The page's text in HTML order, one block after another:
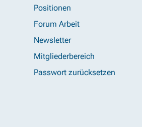
Positionen
Forum Arbeit
Newsletter
Mitgliederbereich
Passwort zurücksetzen